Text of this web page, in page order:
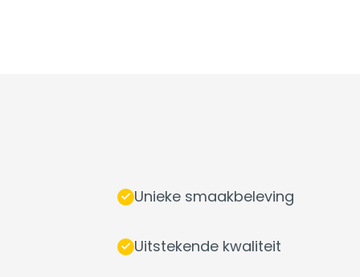
Unieke smaakbeleving
Uitstekende kwaliteit